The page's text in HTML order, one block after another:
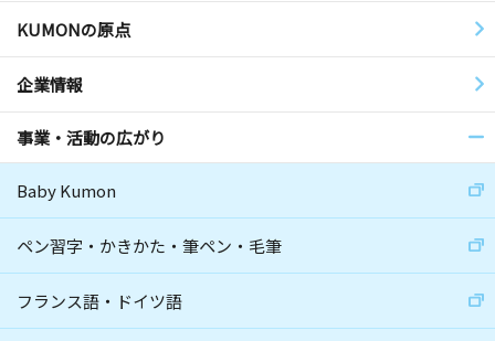
KUMONの原点
企業情報
事業・活動の広がり
Baby Kumon
ペン習字・かきかた・筆ペン・毛筆
フランス語・ドイツ語